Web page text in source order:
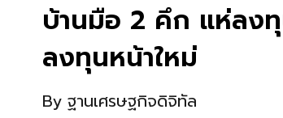
บ้านมือ 2 คึก แห่ลง
ลงทุนหน้าใหม่
By ฐานเศรษฐกิจดิจิทัล